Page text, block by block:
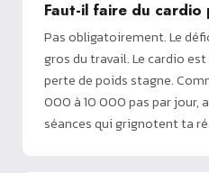
Faut-il faire du cardio
Pas obligatoirement. Le
gros du travail. Le cardio
perte de poids stagne.
000 à 10 000 pas par jour,
séances qui grignotent ta